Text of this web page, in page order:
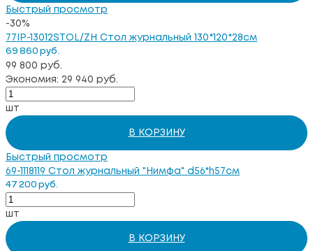
Быстрый просмотр
-30%
77IP-13012STOL/ZH Стол журнальный 130*120*28см
69 860 руб.
99 800 руб.
Экономия: 29 940 руб.
шт
В КОРЗИНУ
Быстрый просмотр
69-1118119 Стол журнальный "Нимфа" d56*h57см
47 200 руб.
шт
В КОРЗИНУ